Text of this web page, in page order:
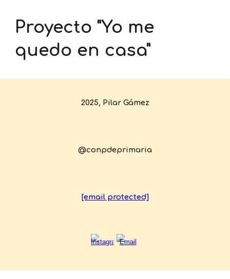
Proyecto "Yo me
quedo en casa"
2025, Pilar Gámez
@conpdeprimaria
[email protected]